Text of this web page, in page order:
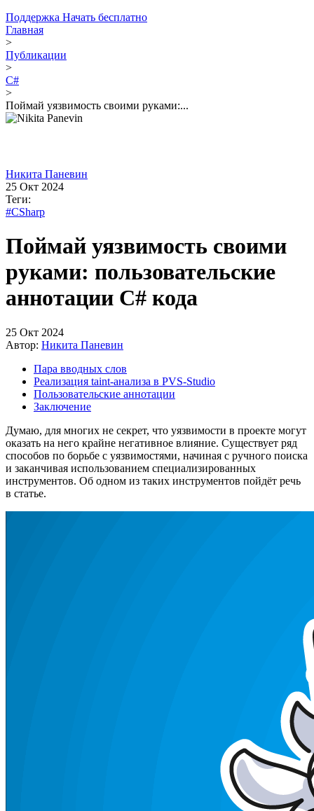
Поддержка Начать бесплатно
Главная
>
Публикации
>
C#
>
Поймай уязвимость своими руками:...
Никита Паневин
25 Окт 2024
Теги:
#CSharp
Поймай уязвимость своими
руками: пользовательские
аннотации C# кода
25 Окт 2024
Автор: Никита Паневин
Пара вводных слов
Реализация taint-анализа в PVS-Studio
Пользовательские аннотации
Заключение
Думаю, для многих не секрет, что уязвимости в проекте могут
оказать на него крайне негативное влияние. Существует ряд
способов по борьбе с уязвимостями, начиная с ручного поиска
и заканчивая использованием специализированных
инструментов. Об одном из таких инструментов пойдёт речь
в статье.